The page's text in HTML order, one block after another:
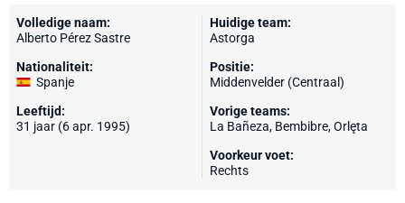
Volledige naam:
Alberto Pérez Sastre
Nationaliteit:
Spanje
Leeftijd:
31 jaar (6 apr. 1995)
Huidige team:
Astorga
Positie:
Middenvelder (Centraal)
Vorige teams:
La Bañeza, Bembibre, Orlęta
Voorkeur voet:
Rechts